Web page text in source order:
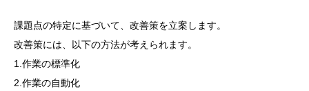
課題点の特定に基づいて、改善策を立案します。
改善策には、以下の方法が考えられます。
1.作業の標準化
2.作業の自動化